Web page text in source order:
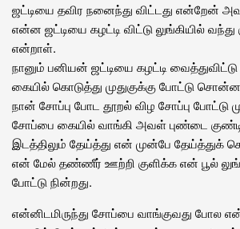
ஜட்டியை தவிர நனைந்து விட்டது என்றேன்
என்ன ஜட்டியை கழட்டி விட்டு லுங்கியில்
என்றாள்.
நானும் பனியன் ஜட்டியை கழட்டி
கையில் கொடுத்து முதுகுக்கு போட்டு
நான் சோப்பு போட தூறல் விழ சோப்பு போட்டு
சோப்பை கையில் வாங்கி அவள் புண்டை
இடத்திலும் தேய்த்து என் முன்பே தேய்த்துக்
என் மேல் தண்ணீர் ஊற்றி குளிக்க என் பூல்
போட்டு நின்றது.
என்னிடமிருந்து சோப்பை வாங்குவது போல